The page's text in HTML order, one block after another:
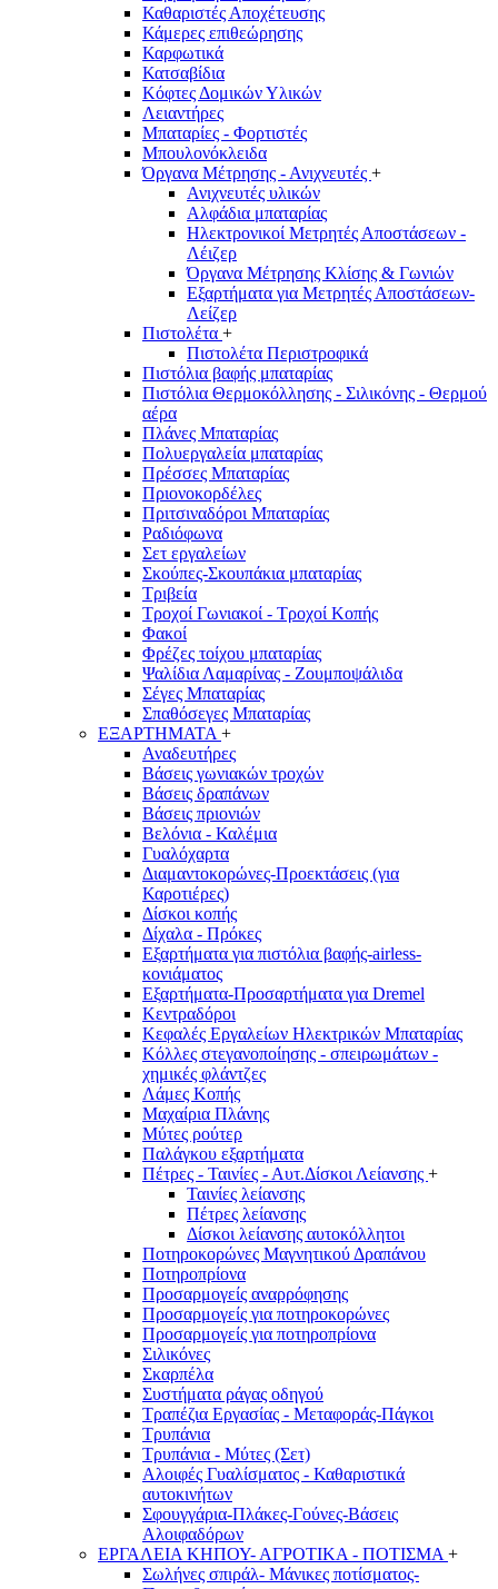
Καθαριστές Αποχέτευσης
Κάμερες επιθεώρησης
Καρφωτικά
Κατσαβίδια
Κόφτες Δομικών Υλικών
Λειαντήρες
Μπαταρίες - Φορτιστές
Μπουλονόκλειδα
Όργανα Μέτρησης - Ανιχνευτές +
Ανιχνευτές υλικών
Αλφάδια μπαταρίας
Ηλεκτρονικοί Μετρητές Αποστάσεων -
Λέιζερ
Όργανα Μέτρησης Κλίσης & Γωνιών
Εξαρτήματα για Μετρητές Αποστάσεων-
Λείζερ
Πιστολέτα +
Πιστολέτα Περιστροφικά
Πιστόλια βαφής μπαταρίας
Πιστόλια Θερμοκόλλησης - Σιλικόνης - Θερμού
αέρα
Πλάνες Μπαταρίας
Πολυεργαλεία μπαταρίας
Πρέσσες Μπαταρίας
Πριονοκορδέλες
Πριτσιναδόροι Μπαταρίας
Ραδιόφωνα
Σετ εργαλείων
Σκούπες-Σκουπάκια μπαταρίας
Τριβεία
Τροχοί Γωνιακοί - Τροχοί Κοπής
Φακοί
Φρέζες τοίχου μπαταρίας
Ψαλίδια Λαμαρίνας - Ζουμποψάλιδα
Σέγες Μπαταρίας
Σπαθόσεγες Μπαταρίας
ΕΞΑΡΤΗΜΑΤΑ +
Αναδευτήρες
Βάσεις γωνιακών τροχών
Βάσεις δραπάνων
Βάσεις πριονιών
Βελόνια - Καλέμια
Γυαλόχαρτα
Διαμαντοκορώνες-Προεκτάσεις (για
Καροτιέρες)
Δίσκοι κοπής
Δίχαλα - Πρόκες
Εξαρτήματα για πιστόλια βαφής-airless-
κονιάματος
Εξαρτήματα-Προσαρτήματα για Dremel
Κεντραδόροι
Κεφαλές Εργαλείων Ηλεκτρικών Μπαταρίας
Κόλλες στεγανοποίησης - σπειρωμάτων -
χημικές φλάντζες
Λάμες Κοπής
Μαχαίρια Πλάνης
Μύτες ρούτερ
Παλάγκου εξαρτήματα
Πέτρες - Ταινίες - Αυτ.Δίσκοι Λείανσης +
Ταινίες λείανσης
Πέτρες λείανσης
Δίσκοι λείανσης αυτοκόλλητοι
Ποτηροκορώνες Μαγνητικού Δραπάνου
Ποτηροπρίονα
Προσαρμογείς αναρρόφησης
Προσαρμογείς για ποτηροκορώνες
Προσαρμογείς για ποτηροπρίονα
Σιλικόνες
Σκαρπέλα
Συστήματα ράγας οδηγού
Τραπέζια Εργασίας - Μεταφοράς-Πάγκοι
Τρυπάνια
Τρυπάνια - Μύτες (Σετ)
Αλοιφές Γυαλίσματος - Καθαριστικά
αυτοκινήτων
Σφουγγάρια-Πλάκες-Γούνες-Βάσεις
Αλοιφαδόρων
ΕΡΓΑΛΕΙΑ ΚΗΠΟΥ- ΑΓΡΟΤΙΚΑ - ΠΟΤΙΣΜΑ +
Σωλήνες σπιράλ- Μάνικες ποτίσματος-